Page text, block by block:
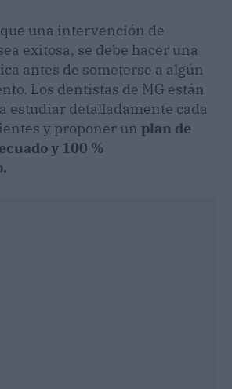
una intervención de
exitosa, se debe hacer una
antes de someterse a algún
Los dentistas de MG están
estudiar detalladamente cada
y proponer un plan de
y 100 %